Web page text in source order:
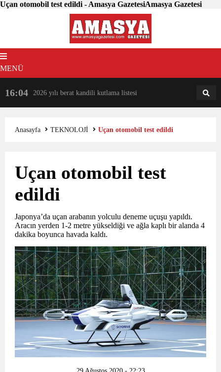
Uçan otomobil test edildi - Amasya GazetesiAmasya Gazetesi
MENÜ
16:04 2026 yılı berat kandili kutlama listesi 18:31
Anasayfa
TEKNOLOJİ Uçan otomobil test edildi
Uçan otomobil test
edildi
Japonya’da uçan arabanın yolculu deneme uçuşu yapıldı.
Aracın yerden 1-2 metre yükseldiği ve ağla kaplı bir alanda 4
dakika boyunca havada kaldı.